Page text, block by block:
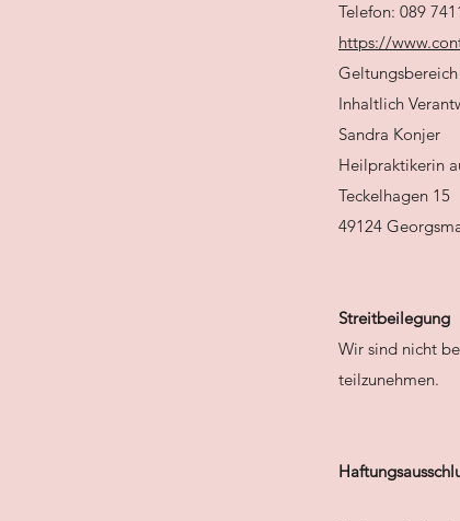
Telefon: 089
https://
Inhaltlich
Sandra Konjer
Heilpraktikerin
Teckelhagen 15
49124
Streitbeilegung
Wir sind nicht
teilzunehmen.